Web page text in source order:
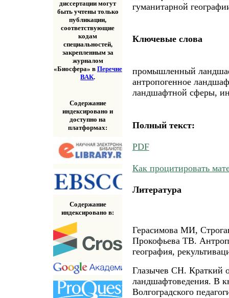
диссертации могут
быть учтены только
публикации,
соответствующие
кодам
специальностей,
закрепленным за
журналом
«Биосфера» в Перечне
ВАК.
Содержание
индексировано и
доступно на
платформах:
Содержание
индексировано в:
гуманитарной
Ключевые слова
промышленный
антропогенное
ландшафтной сферы,
Полный текст:
PDF
Как процитировать
Литература
Герасимова МИ,
Прокофьева ТВ.
география,
Глазычев СН. Краткий
ландшафтоведения. В
Волгоградского